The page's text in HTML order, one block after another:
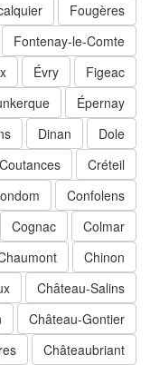
Fougères
Fontenay-le-Comte
Figeac
Évry
Épernay
Dole
Dinan
Créteil
Coutances
Confolens
Colmar
Cognac
Chinon
Château-Salins
Château-Gontier
Châteaubriant